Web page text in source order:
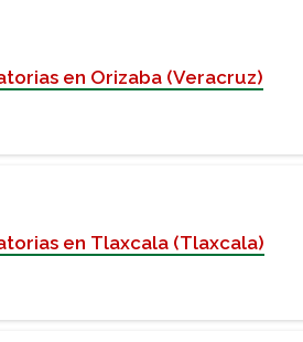
en Orizaba (Veracruz)
en Tlaxcala (Tlaxcala)